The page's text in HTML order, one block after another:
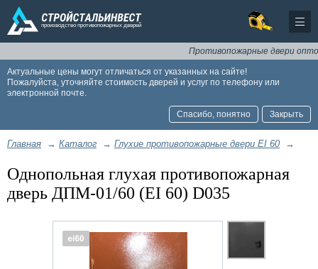
Противопожарные двери оптом и
Актуальные цены могут отличаться от указанных на сайте!
Пожалуйста, уточняйте стоимость дверей и услуг по телефону или
электронной почте.
Спасибо, понятно Закрыть
Главная → Каталог → Глухие противопожарные двери EI 60 →
Однопольная глухая противопожарная
дверь ДПМ-01/60 (EI 60) D035